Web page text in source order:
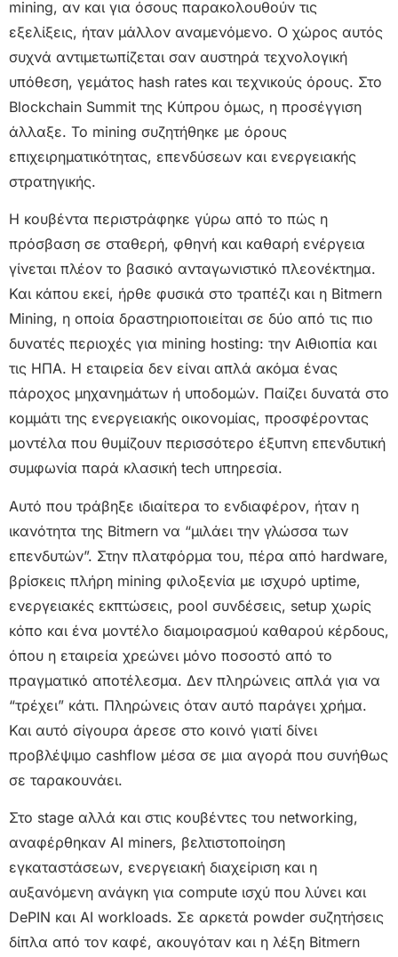
mining, αν και για όσους παρακολουθούν τις
εξελίξεις, ήταν μάλλον αναμενόμενο. Ο χώρος αυτός
συχνά αντιμετωπίζεται σαν αυστηρά τεχνολογική
υπόθεση, γεμάτος hash rates και τεχνικούς όρους. Στο
Blockchain Summit της Κύπρου όμως, η προσέγγιση
άλλαξε. Το mining συζητήθηκε με όρους
επιχειρηματικότητας, επενδύσεων και ενεργειακής
στρατηγικής.
Η κουβέντα περιστράφηκε γύρω από το πώς η
πρόσβαση σε σταθερή, φθηνή και καθαρή ενέργεια
γίνεται πλέον το βασικό ανταγωνιστικό πλεονέκτημα.
Και κάπου εκεί, ήρθε φυσικά στο τραπέζι και η Bitmern
Mining, η οποία δραστηριοποιείται σε δύο από τις πιο
δυνατές περιοχές για mining hosting: την Αιθιοπία και
τις ΗΠΑ. Η εταιρεία δεν είναι απλά ακόμα ένας
πάροχος μηχανημάτων ή υποδομών. Παίζει δυνατά στο
κομμάτι της ενεργειακής οικονομίας, προσφέροντας
μοντέλα που θυμίζουν περισσότερο έξυπνη επενδυτική
συμφωνία παρά κλασική tech υπηρεσία.
Αυτό που τράβηξε ιδιαίτερα το ενδιαφέρον, ήταν η
ικανότητα της Bitmern να “μιλάει την γλώσσα των
επενδυτών”. Στην πλατφόρμα του, πέρα από hardware,
βρίσκεις πλήρη mining φιλοξενία με ισχυρό uptime,
ενεργειακές εκπτώσεις, pool συνδέσεις, setup χωρίς
κόπο και ένα μοντέλο διαμοιρασμού καθαρού κέρδους,
όπου η εταιρεία χρεώνει μόνο ποσοστό από το
πραγματικό αποτέλεσμα. Δεν πληρώνεις απλά για να
“τρέχει” κάτι. Πληρώνεις όταν αυτό παράγει χρήμα.
Και αυτό σίγουρα άρεσε στο κοινό γιατί δίνει
προβλέψιμο cashflow μέσα σε μια αγορά που συνήθως
σε ταρακουνάει.
Στο stage αλλά και στις κουβέντες του networking,
αναφέρθηκαν AI miners, βελτιστοποίηση
εγκαταστάσεων, ενεργειακή διαχείριση και η
αυξανόμενη ανάγκη για compute ισχύ που λύνει και
DePIN και AI workloads. Σε αρκετά powder συζητήσεις
δίπλα από τον καφέ, ακουγόταν και η λέξη Bitmern